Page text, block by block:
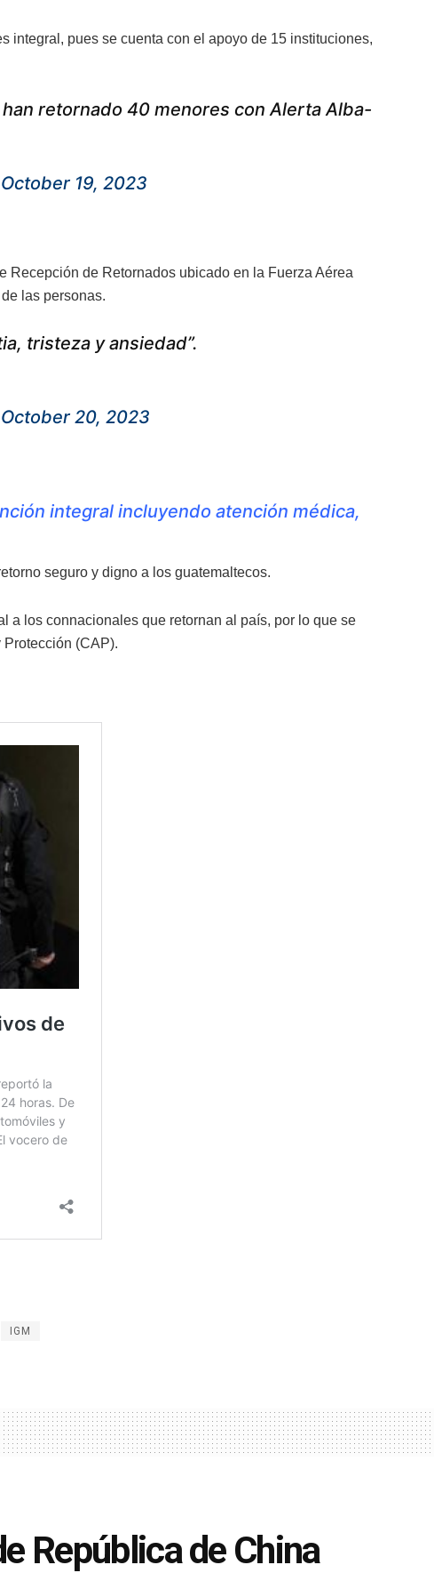
integral, pues se cuenta con el apoyo de 15 instituciones,
retornado 40 menores con Alerta Alba-
October 19, 2023
Recepción de Retornados ubicado en la Fuerza Aérea
las personas.
tristeza y ansiedad”.
October 20, 2023
integral incluyendo atención médica,
seguro y digno a los guatemaltecos.
a los connacionales que retornan al país, por lo que se
(CAP).
IGM
República de China